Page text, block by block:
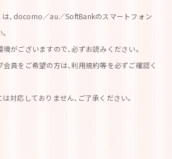
は、docomo／au／SoftBankのスマートフォン
がございますので、必ずお読みください。
員をご希望の方は、利用規約等を必ずご確認く
対応しておりません、ご了承ください。